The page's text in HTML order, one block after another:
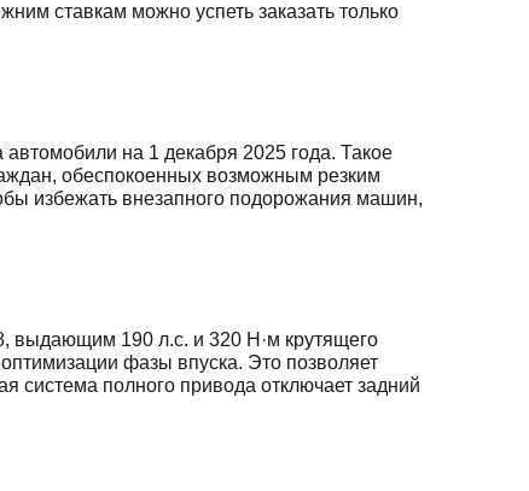
ставкам можно успеть заказать только
на 1 декабря 2025 года. Такое
обеспокоенных возможным резким
избежать внезапного подорожания машин,
выдающим 190 л.с. и 320 Н·м крутящего
фазы впуска. Это позволяет
система полного привода отключает задний